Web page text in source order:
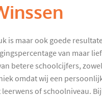
is maar ook goede
van maar
betere schoolcijfers,
omdat wij een
of schoolniveau.